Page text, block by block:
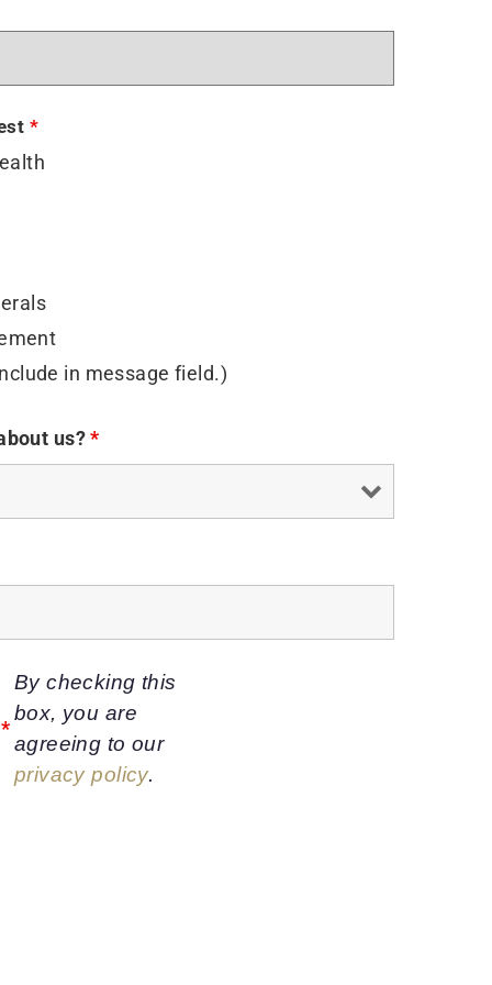
*
in message field.)
us?*
*
By checking this
box, you are
agreeing to our
privacy policy.